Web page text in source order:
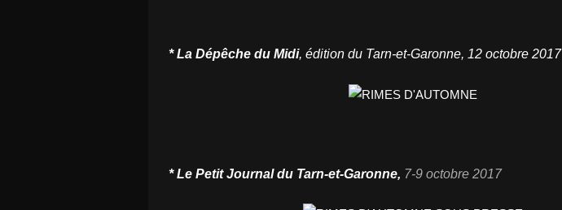
* La Dépêche du Midi, édition du Tarn-et-Garonne, 12 octobre 2017
*Le Petit Journaldu Tarn-et-Garonne, 7-9 octobre 2017